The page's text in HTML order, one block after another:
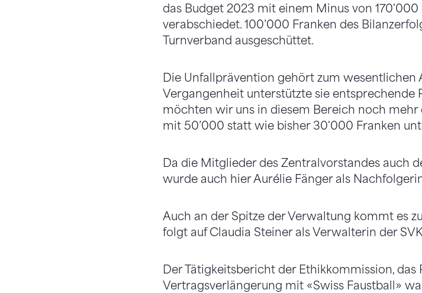
das Budget 2023 mit einem Minus von
verabschiedet. 100’000 Franken des
Turnverband ausgeschüttet.
Die Unfallprävention gehört zum wesentlichen
Vergangenheit unterstützte sie entsprechende
möchten wir uns in diesem Bereich noch
mit 50’000 statt wie bisher 30'000 Franken
Da die Mitglieder des Zentralvorstandes auch
wurde auch hier Aurélie Fänger als
Auch an der Spitze der Verwaltung kommt es
folgt auf Claudia Steiner als Verwalterin der
Der Tätigkeitsbericht der Ethikkommission,
Vertragsverlängerung mit «Swiss Faustball»